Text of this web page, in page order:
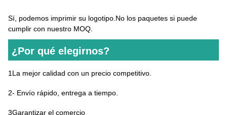
Sí, podemos imprimir su logotipo. No los paquetes si puede
cumplir con nuestro MOQ.
¿Por qué elegirnos?
1La mejor calidad con un precio competitivo.
2- Envío rápido, entrega a tiempo.
3Garantizar el comercio